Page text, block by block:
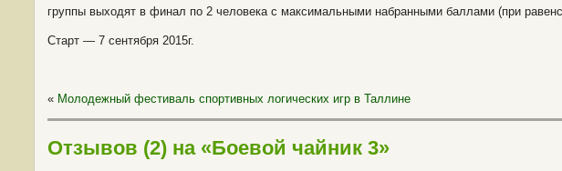
группы выходят в финал по 2 человека с максимальными набранными баллами (при
Старт — 7 сентября 2015г.
« Молодежный фестиваль спортивных логических игр в Таллине
Отзывов (2) на «Боевой чайник 3»